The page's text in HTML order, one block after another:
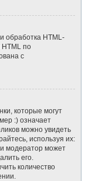
обработка HTML-
по
с
которые могут
:) означает
можно увидеть
используя их:
модератор может
его.
количество